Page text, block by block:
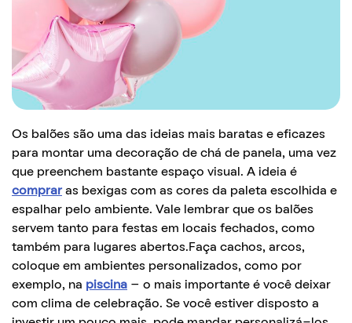
Os balões são uma das ideias mais baratas e eficazes
para montar uma decoração de chá de panela, uma vez
que preenchem bastante espaço visual. A ideia é
compraras bexigas com as cores da paleta escolhida e
espalhar pelo ambiente. Vale lembrar que os balões
servem tanto para festas em locais fechados, como
também para lugares abertos.Faça cachos, arcos,
coloque em ambientes personalizados, como por
exemplo, na piscina – o mais importante é você deixar
com clima de celebração. Se você estiver disposto a